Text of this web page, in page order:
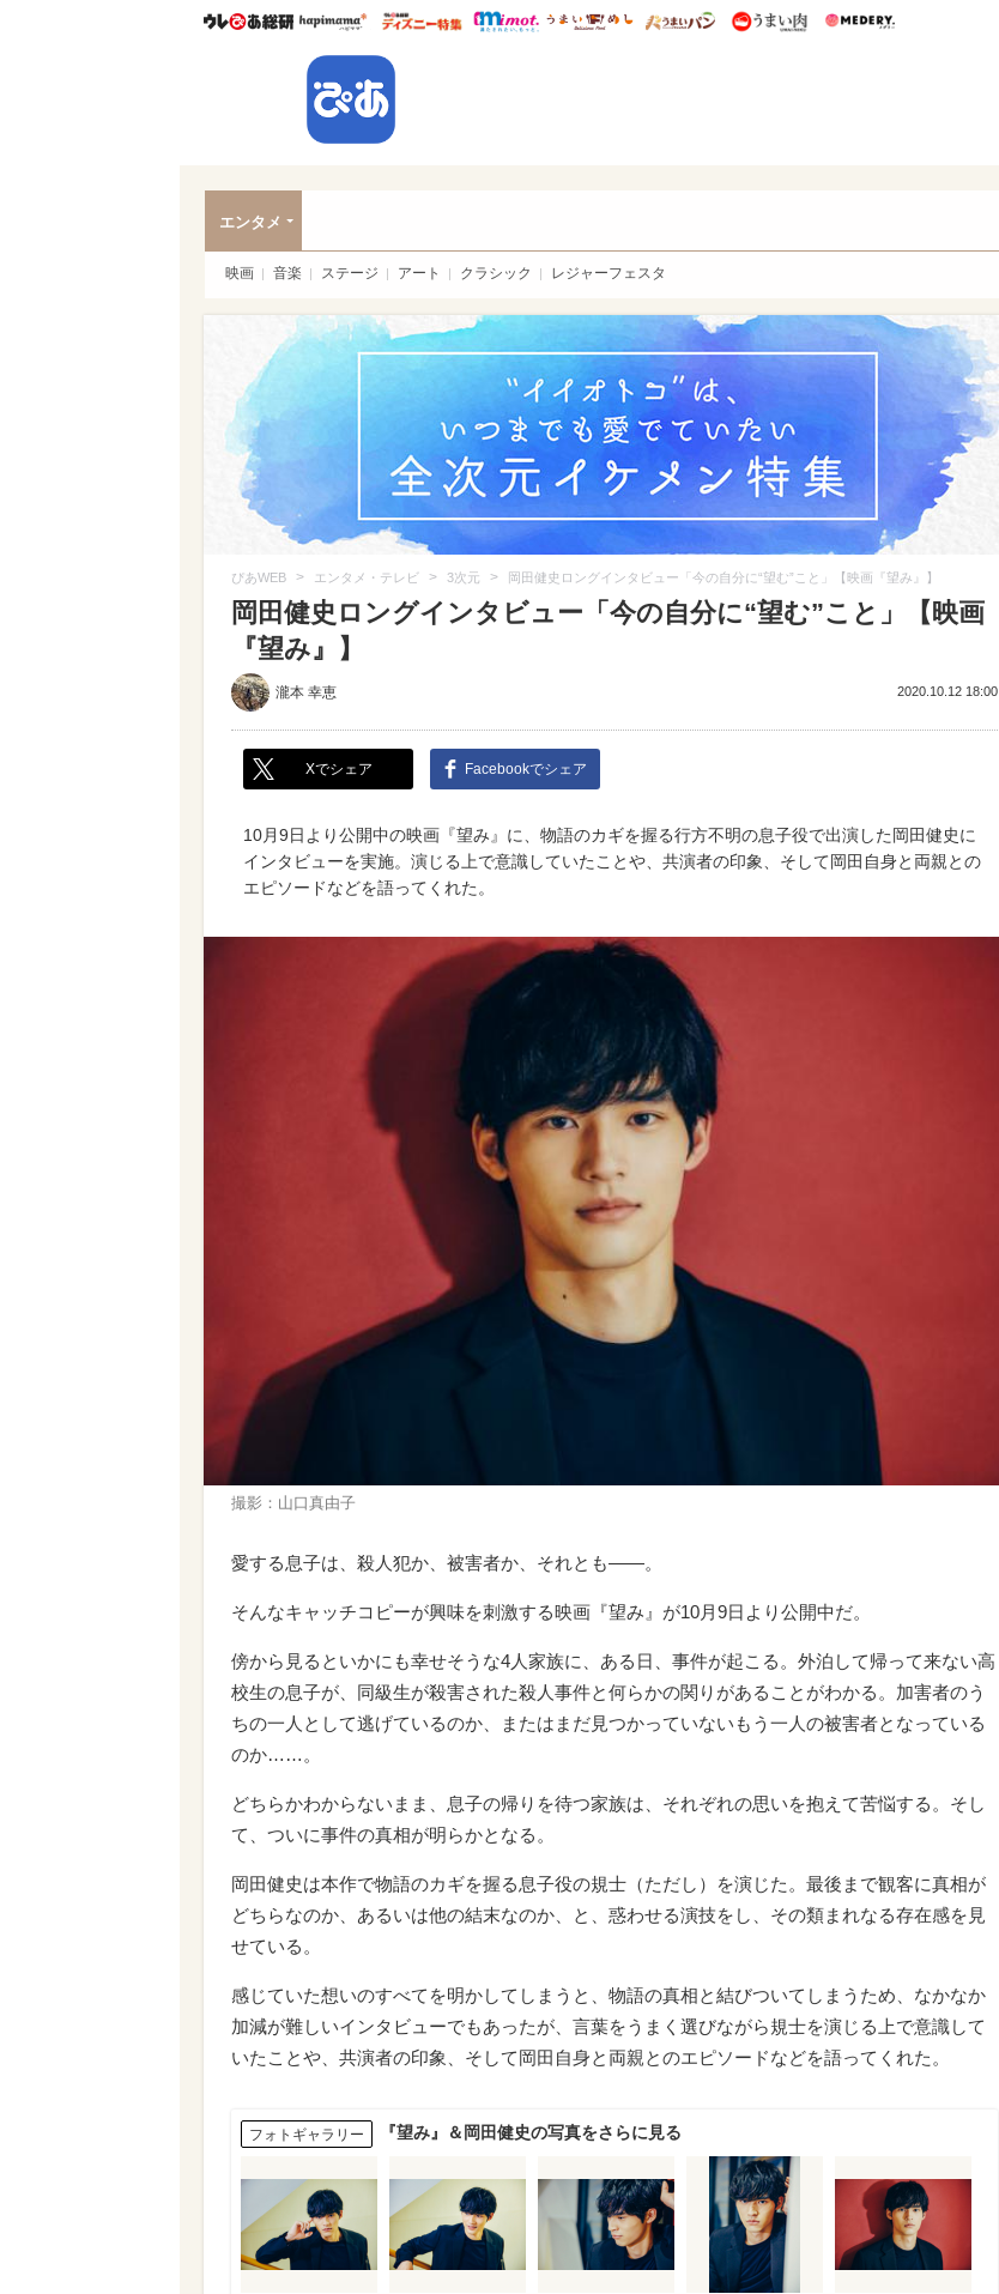
ウレぴあ総研ハピママ* ウレぴあ総研 ディズニー特集
mimot. うまいめし うまいパン うまい肉
エンタメ
映画 音楽 ステージ アート クラシック レジャーフェスタ
ぴあWEB > エンタメ・テレビ > 3次元 > 岡田健史ロングインタビュー「今の自分に“望む”こと」【映画『望み』】
岡田健史ロングインタビュー「今の自分に“望む”こと」【映画
『望み』】
瀧本 幸恵 2020.10.12 18:00
Xでシェア Facebookでシェア
10月9日より公開中の映画『望み』に、物語のカギを握る行方不明の息子役で出演した岡田健史に
インタビューを実施。演じる上で意識していたことや、共演者の印象、そして岡田自身と両親との
エピソードなどを語ってくれた。
撮影：山口真由子
愛する息子は、殺人犯か、被害者か、それとも――。
そんなキャッチコピーが興味を刺激する映画『望み』が10月9日より公開中だ。
傍から見るといかにも幸せそうな4人家族に、ある日、事件が起こる。外泊して帰って来ない高
校生の息子が、同級生が殺害された殺人事件と何らかの関りがあることがわかる。加害者のう
ちの一人として逃げているのか、またはまだ見つかっていないもう一人の被害者となっている
のか……。
どちらかわからないまま、息子の帰りを待つ家族は、それぞれの思いを抱えて苦悩する。そし
て、ついに事件の真相が明らかとなる。
岡田健史は本作で物語のカギを握る息子役の規士（ただし）を演じた。最後まで観客に真相が
どちらなのか、あるいは他の結末なのか、と、惑わせる演技をし、その類まれなる存在感を見
せている。
感じていた想いのすべてを明かしてしまうと、物語の真相と結びついてしまうため、なかなか
加減が難しいインタビューでもあったが、言葉をうまく選びながら規士を演じる上で意識して
いたことや、共演者の印象、そして岡田自身と両親とのエピソードなどを語ってくれた。
フォトギャラリー 『望み』＆岡田健史の写真をさらに見る